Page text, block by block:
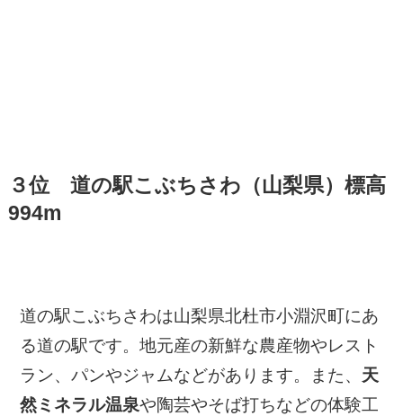
３位 道の駅こぶちさわ（山梨県）標高
994m
道の駅こぶちさわは山梨県北杜市小淵沢町にあ
る道の駅です。地元産の新鮮な農産物やレスト
ラン、パンやジャムなどがあります。また、 天
然ミネラル温泉や陶芸やそば打ちなどの体験工